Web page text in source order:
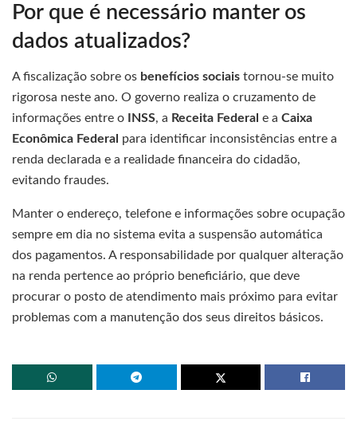
Por que é necessário manter os
dados atualizados?
A fiscalização sobre os benefícios sociais tornou-se muito
rigorosa neste ano. O governo realiza o cruzamento de
informações entre o
INSS, a Receita Federal e a Caixa
Econômica Federal para identificar inconsistências entre a
renda declarada e a realidade financeira do cidadão,
evitando fraudes.
Manter o endereço, telefone e informações sobre ocupação
sempre em dia no sistema evita a suspensão automática
dos pagamentos. A responsabilidade por qualquer alteração
na renda pertence ao próprio beneficiário, que deve
procurar o posto de atendimento mais próximo para evitar
problemas com a manutenção dos seus direitos básicos.